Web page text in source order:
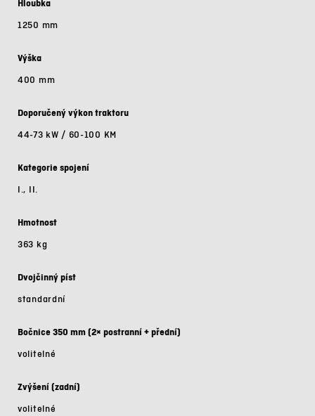
Hloubka
1250 mm
Výška
400 mm
Doporučený výkon traktoru
44-73 kW / 60-100 KM
Kategorie spojení
I., II.
Hmotnost
363 kg
Dvojčinný píst
standardní
Bočnice 350 mm (2× postranní + přední)
volitelné
Zvýšení (zadní)
volitelné